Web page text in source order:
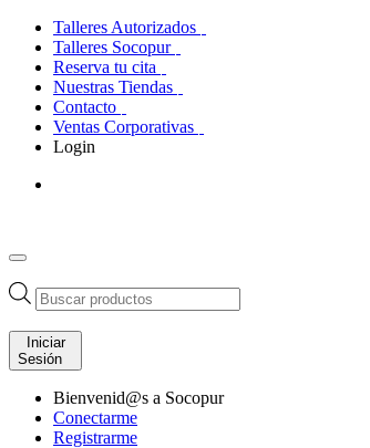
Talleres Autorizados
Talleres Socopur
Reserva tu cita
Nuestras Tiendas
Contacto
Ventas Corporativas
Login
Búsqueda
de
productos
Iniciar
Sesión
Bienvenid@s a Socopur
Conectarme
Registrarme